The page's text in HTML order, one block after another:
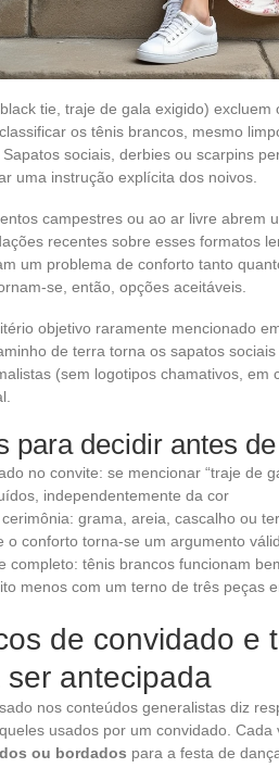
tie, traje de gala exigido)
os tênis brancos, mesmo
sociais, derbies ou scarpins
uma instrução explícita dos noivos.
campestres ou ao ar livre abrem
recentes sobre esses formatos
um problema de conforto tanto
se, então, opções aceitáveis.
objetivo raramente mencionado
de terra torna os sapatos
(sem logotipos chamativos, em
para decidir antes
no convite: se mencionar “traje de
independentemente da cor
grama, areia, cascalho ou
o conforto torna-se um argumento
completo: tênis brancos funcionam
menos com um terno de três peças
de convidado e
antecipada
nos conteúdos generalistas diz
usados por um convidado. Cada
ou bordados para a festa de